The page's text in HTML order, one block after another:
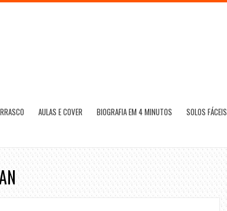
AULAS E COVER BIOGRAFIA EM 4 MINUTOS SOLOS FÁCEIS